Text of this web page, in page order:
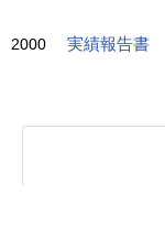
2000 実績報告書